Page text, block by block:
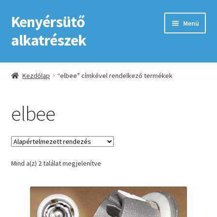
Ugrás
a
navigációhoz
Kilépés
a
tartalomba
Kenyérsütő
alkatrészek
Menü
Kezdőlap
ÁSZF
Fiókom
GYIK
Impresszum
Kezdőlap “elbee” címkével rendelkező termékek
elbee
Mind a(z) 2 találat megjelenítve